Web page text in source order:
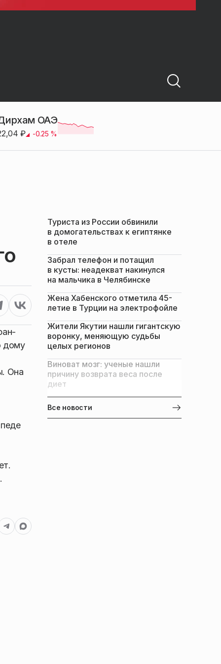
ОАЭ
₽ -0.25 %
дому
Она
Туриста из России обвинили
в домогательствах к египтянке
в отеле
Забрал телефон и потащил
в кусты: неадекват накинулся
на мальчика в Челябинске
Жена Хабенского отметила 45-
летие в Турции на электрофойле
Жители Якутии нашли гигантскую
воронку, меняющую судьбы
целых регионов
Виноват мозг: ученые нашли
причину возврата веса после
диет
Все новости